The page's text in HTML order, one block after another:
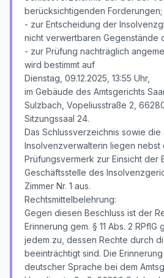
berücksichtigenden Forderungen;
- zur Entscheidung der
nicht verwertbaren Gegenstände
- zur Prüfung nachträglich
wird bestimmt auf
Dienstag, 09.12.2025, 13:55 Uhr,
im Gebäude des Amtsgerichts
Sulzbach, Vopeliusstraße 2,
Sitzungssaal 24.
Das Schlussverzeichnis sowie
Insolvenzverwalterin liegen nebst
Prüfungsvermerk zur Einsicht der
Geschäftsstelle des
Zimmer Nr. 1 aus.
Rechtsmittelbelehrung:
Gegen diesen Beschluss ist der
Erinnerung gem. § 11 Abs. 2
jedem zu, dessen Rechte durch
beeinträchtigt sind. Die
deutscher Sprache bei dem